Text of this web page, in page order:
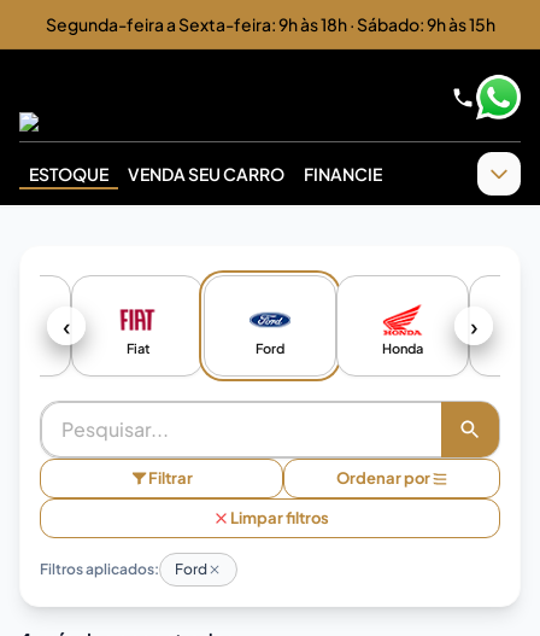
Segunda-feira a Sexta-feira: 9h às 18h · Sábado: 9h às 15h
ESTOQUE VENDA SEU CARRO FINANCIE
‹ ›
Fiat Ford Honda
Filtrar Ordenar por
Limpar filtros
Filtros aplicados: Ford